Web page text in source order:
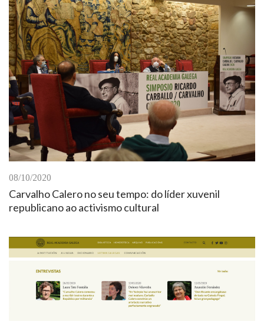
08/10/2020
Carvalho Calero no seu tempo: do líder xuvenil
republicano ao activismo cultural